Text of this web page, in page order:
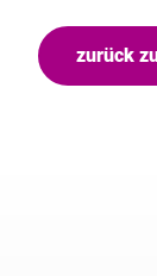
zurück